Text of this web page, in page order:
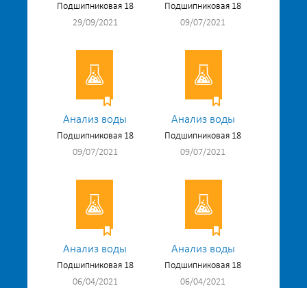
Подшипниковая 18
29/09/2021
Подшипниковая 18
09/07/2021
Анализ воды
Подшипниковая 18
09/07/2021
Анализ воды
Подшипниковая 18
09/07/2021
Анализ воды
Подшипниковая 18
06/04/2021
Анализ воды
Подшипниковая 18
06/04/2021